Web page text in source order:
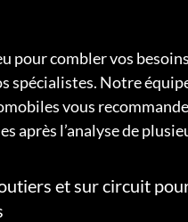
pour combler vos
spécialistes. Notre
vous
après l’analyse de
et sur circuit